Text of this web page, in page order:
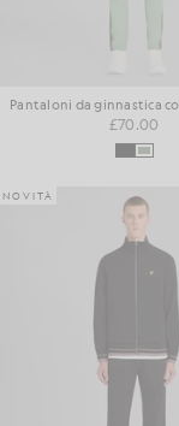
£70.00
NOVITÀ